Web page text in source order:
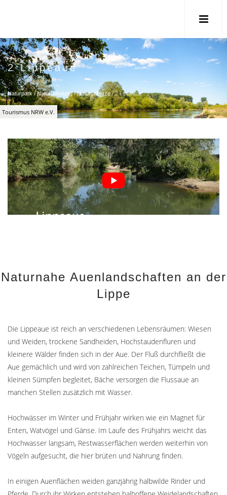
Tourismus NRW e.V.
2 Lippeaue
Naturpark/NaturErholung/Naturschätze/2 Lippeaue
Naturnahe Auenlandschaften an der
Lippe
Die Lippeaue ist reich an verschiedenen Lebensräumen: Wiesen
und Weiden, trockene Sandheiden, Hochstaudenfluren und
kleinere Wälder finden sich in der Aue. Der Fluß durchfließt die
Aue gemächlich und wird von zahlreichen Teichen, Tümpeln und
kleinen Sümpfen begleitet, Bäche versorgen die Flussaue an
manchen Stellen zusätzlich mit Wasser.
Hochwässer im Winter und Frühjahr wirken wie ein Magnet für
Enten, Watvögel und Gänse. Im Laufe des Frühjahrs weicht das
Hochwasser langsam, Restwasserflächen werden weiterhin von
Vögeln aufgesucht, die hier brüten und Nahrung finden.
In einigen Auenflächen weiden ganzjährig halbwilde Rinder und